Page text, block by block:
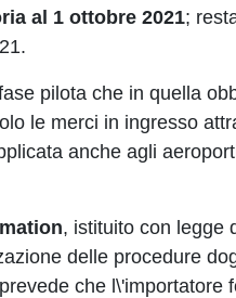
al 1 ottobre 2021;
pilota che in quella
le merci in ingresso
anche agli
, istituito con legge
delle procedure
che l\'importatore